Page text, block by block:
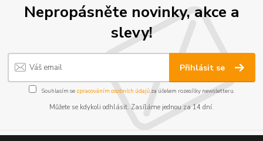
Nepropásněte novinky, akce a
slevy!
Přihlásit se
Souhlasím se zpracováním osobních údajůza účelem rozesílky newsletteru.
Můžete se kdykoli odhlásit. Zasíláme jednou za 14 dní.